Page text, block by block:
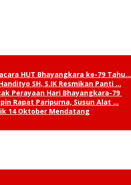
HUT Bhayangkara ke-79 Tahu…
SH, S.IK Resmikan Panti …
Perayaan Hari Bhayangkara-79
Rapat Paripurna, Susun Alat …
14 Oktober Mendatang